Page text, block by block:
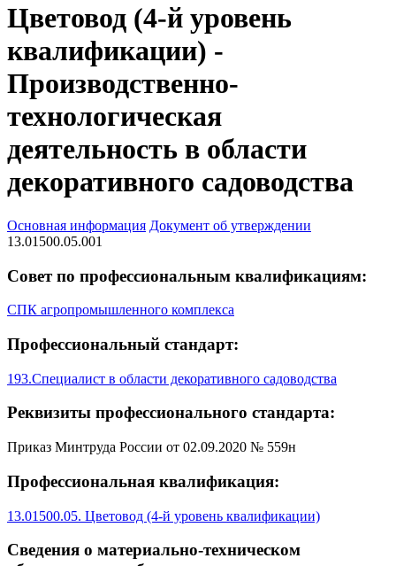
Цветовод (4-й уровень
квалификации) -
Производственно-
технологическая
деятельность в области
декоративного садоводства
Основная информация Документ об утверждении
13.01500.05.001
Совет по профессиональным квалификациям:
СПК агропромышленного комплекса
Профессиональный стандарт:
193.Специалист в области декоративного садоводства
Реквизиты профессионального стандарта:
Приказ Минтруда России от 02.09.2020 № 559н
Профессиональная квалификация:
13.01500.05. Цветовод (4-й уровень квалификации)
Сведения о материально-техническом